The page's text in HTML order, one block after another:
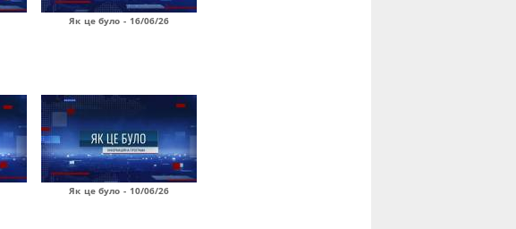
Як це було - 16/06/26
Як це було - 10/06/26